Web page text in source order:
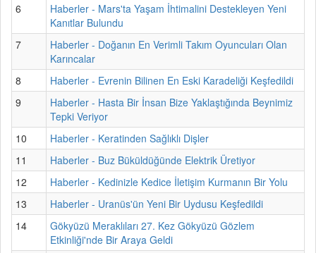
6
Haberler - Mars'ta Yaşam İhtimalini Destekleyen Yeni
Kanıtlar Bulundu
7
Haberler - Doğanın En Verimli Takım Oyuncuları Olan
Karıncalar
8
Haberler - Evrenin Bilinen En Eski Karadeliği Keşfedildi
9
Haberler - Hasta Bir İnsan Bize Yaklaştığında Beynimiz
Tepki Veriyor
10
Haberler - Keratinden Sağlıklı Dişler
11
Haberler - Buz Büküldüğünde Elektrik Üretiyor
12
Haberler - Kedinizle Kedice İletişim Kurmanın Bir Yolu
13
Haberler - Uranüs'ün Yeni Bir Uydusu Keşfedildi
14
Gökyüzü Meraklıları 27. Kez Gökyüzü Gözlem
Etkinliği'nde Bir Araya Geldi